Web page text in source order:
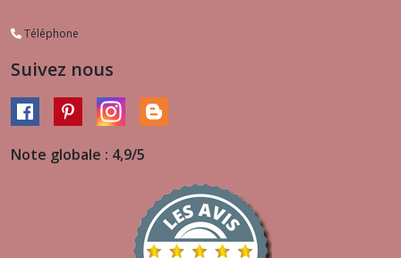
Téléphone
Suivez nous
Note globale : 4,9/5